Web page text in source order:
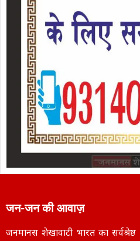
जन-जन की आवाज़
जनमानस शेखावाटी भारत का